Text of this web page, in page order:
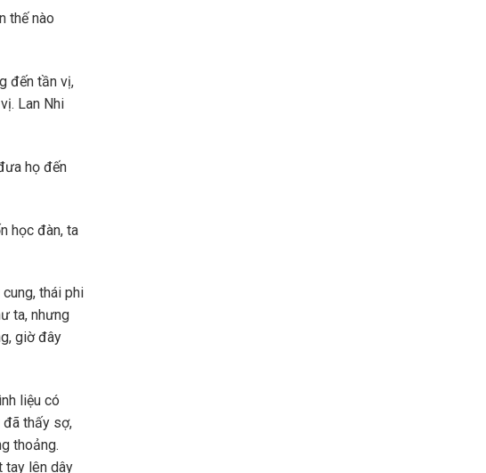
thế nào
đến tần vị,
Lan Nhi
họ đến
học đàn, ta
thái phi
ta, nhưng
giờ đây
liệu có
đã thấy sợ,
thoảng.
tay lên dây